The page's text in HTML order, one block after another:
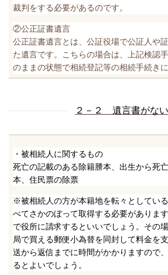
裁判をする必要があるのです。
②公正証書遺言
公正証書遺言とは、公証役場で公証人や
た遺言です。こちらの場合は、上記検認
のままの状態で相続登記等の相続手続きに
２－２ 遺言書がな
・被相続人に関するもの
死亡の記載のある除籍謄本、出生から死
本、住民票の除票
※被相続人の方が本籍地を転々としてい
べてさかのぼって取得する必要がありま
で役所に請求するといいでしょう。その
局で買える郵便小為替を同封して料金を
送から返信までに時間がかかりますので
るとよいでしょう。